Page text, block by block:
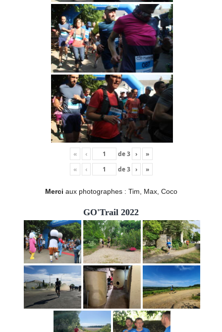
« ‹ de3 ›
»
«
‹ de3 › »
Merci aux photographes : Tim, Max, Coco
GO'Trail 2022